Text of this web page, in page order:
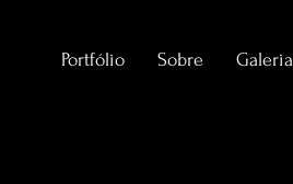
Portfólio Sobre